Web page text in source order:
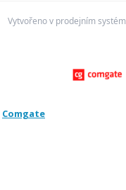
Vytvořeno v prodejním
Comgate